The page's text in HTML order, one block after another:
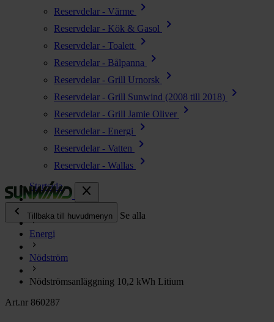
Reservdelar - Värme
chevron_right
Reservdelar - Kök & Gasol chevron_right
Reservdelar - Toalett chevron_right
Reservdelar - Bålpanna chevron_right
Reservdelar - Grill Urnorsk chevron_right
Reservdelar - Grill Sunwind (2008 till 2018) chevron_right
Reservdelar - Grill Jamie Oliver chevron_right
Reservdelar - Energi chevron_right
Reservdelar - Vatten chevron_right
Reservdelar - Wallas
chevron_right
close
chevron_left
Tillbaka till huvudmenyn Se alla
Energi
Kök & Gasol
Värme chevron_right
Vatten chevron_right
Startsida
Energi
Nödström
Nödströmsanläggning 10,2 kWh Litium
Art.nr 860287